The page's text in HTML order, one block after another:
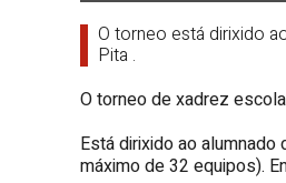
O torneo está dirixido
Pita .
O torneo de xadrez
Está dirixido ao
máximo de 32 equipos).